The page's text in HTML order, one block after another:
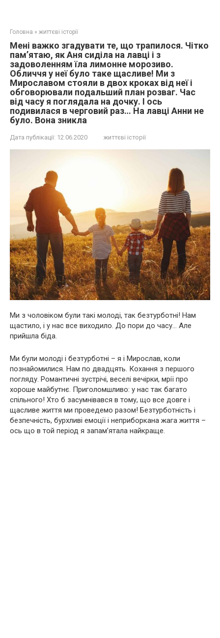
Головна » життєві історії
Мені важко згадувати те, що трапилося. Чітко
пам’ятаю, як Аня сиділа на лавці і з
задоволенням їла лимонне морозиво.
Обличчя у неї було таке щасливе! Ми з
Мирославом стояли в двох кроках від неї і
обговорювали подальший план розваг. Час
від часу я поглядала на дочку. І ось
подивилася в черговий раз… На лавці Анни не
було. Вона зникла
Дата публікації: 12.06.2020 життєві історії
Ми з чоловіком були такі молоді, так безтурботні! Нам
щастило, і у нас все виходило. До пори до часу… Але
прийшла біда.
Ми були молоді і безтурботні – я і Мирослав, коли
познайомилися. Нам по двадцять. Кохання з першого
погляду. Романтичні зустрічі, веселі вечірки, мрії про
хороше майбутнє. Приголомшливо: у нас так багато
спільного! Хто б засумнівався в тому, що все довге і
щасливе життя ми проведемо разом! Безтурботність і
безпечність, бурхливі емоції і неприборкана жага життя –
ось що в той період я запам’ятала найкраще.